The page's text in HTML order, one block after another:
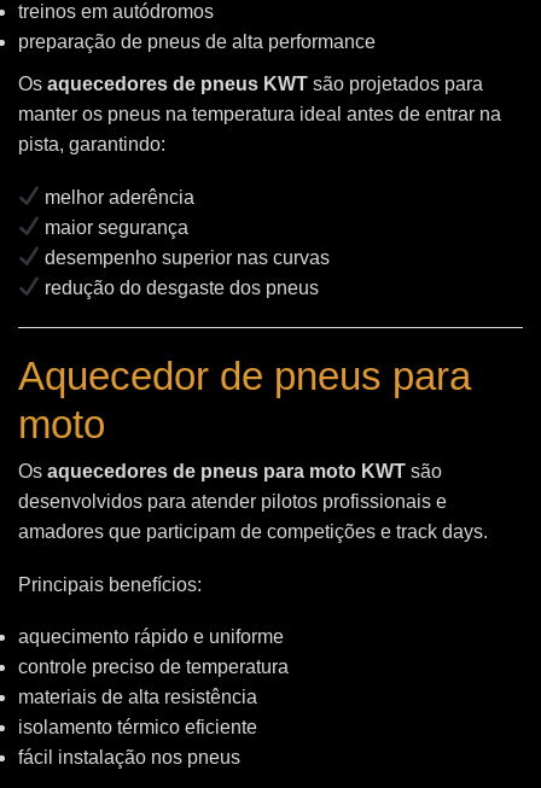
treinos em autódromos
preparação de pneus de alta performance
Os aquecedores de pneus KWT são projetados para
manter os pneus na temperatura ideal antes de entrar na
pista, garantindo:
melhor aderência
maior segurança
desempenho superior nas curvas
redução do desgaste dos pneus
Aquecedor de pneus para
moto
Os aquecedores de pneus para moto KWT são
desenvolvidos para atender pilotos profissionais e
amadores que participam de competições e track days.
Principais benefícios:
aquecimento rápido e uniforme
controle preciso de temperatura
materiais de alta resistência
isolamento térmico eficiente
fácil instalação nos pneus